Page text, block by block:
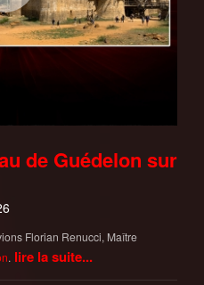
de Guédelon sur
Florian Renucci, Maître
. lire la suite...